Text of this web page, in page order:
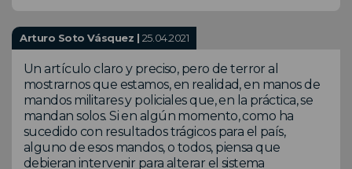
Arturo Soto Vásquez | 25.04.2021
Un artículo claro y preciso, pero de terror al
mostrarnos que estamos, en realidad, en manos de
mandos militares y policiales que, en la práctica, se
mandan solos. Si en algún momento, como ha
sucedido con resultados trágicos para el país,
alguno de esos mandos, o todos, piensa que
debieran intervenir para alterar el sistema